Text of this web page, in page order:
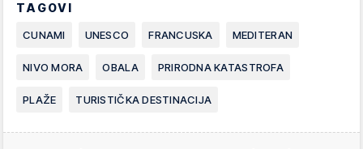
TAGOVI
CUNAMI UNESCO FRANCUSKA MEDITERAN
NIVO MORA OBALA PRIRODNA KATASTROFA
PLAŽE TURISTIČKA DESTINACIJA